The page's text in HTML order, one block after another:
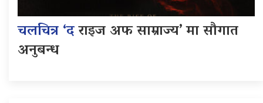
चलचित्र ‘दराइज अफ साम्राज्य’ मा सौगात
अनुबन्ध